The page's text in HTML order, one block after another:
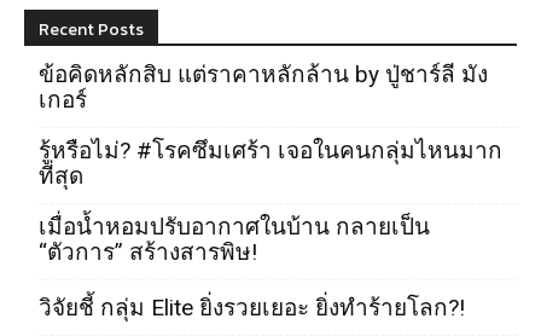
Recent Posts
ข้อคิดหลักสิบ แต่ราคาหลักล้าน by ปู่ชาร์ลี มัง
เกอร์
รู้หรือไม่? #โรคซึมเศร้า เจอในคนกลุ่มไหนมาก
ที่สุด
เมื่อน้ำหอมปรับอากาศในบ้าน กลายเป็น
“ตัวการ” สร้างสารพิษ!
วิจัยชี้ กลุ่ม Elite ยิ่งรวยเยอะ ยิ่งทำร้ายโลก?!